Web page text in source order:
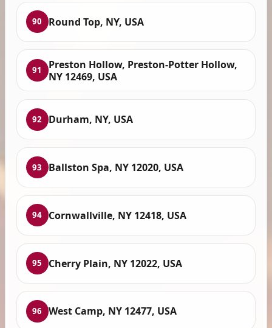
90 Round Top, NY, USA
91
Preston Hollow, Preston-Potter Hollow,
NY 12469, USA
92 Durham, NY, USA
93 Ballston Spa, NY 12020, USA
94 Cornwallville, NY 12418, USA
95 Cherry Plain, NY 12022, USA
96 West Camp, NY 12477, USA